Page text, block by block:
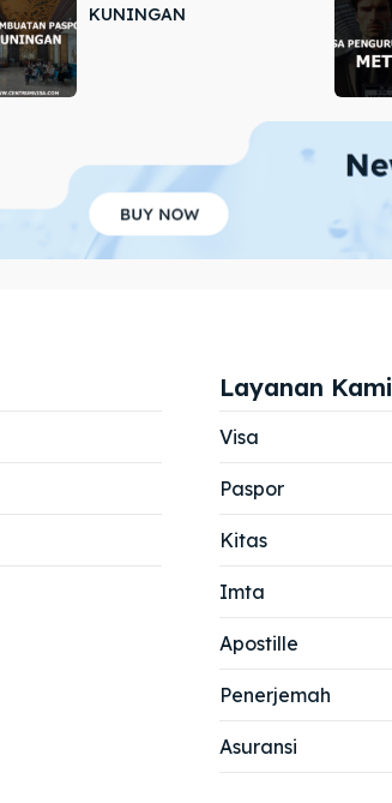
Cari
Cari
KUNINGAN
Layanan Kami
Visa
Paspor
Kitas
Imta
Apostille
Penerjemah
Asuransi